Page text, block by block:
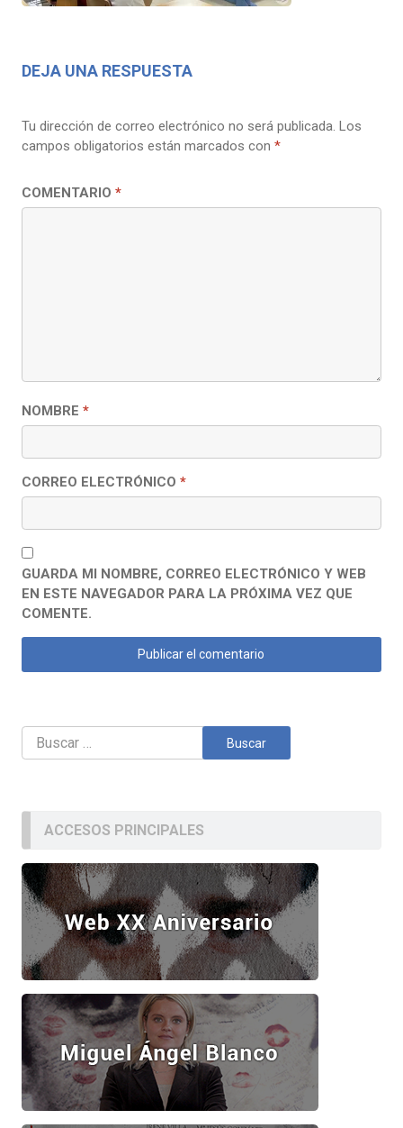
DEJA UNA RESPUESTA
Tu dirección de correo electrónico no será publicada. Los
campos obligatorios están marcados con *
COMENTARIO *
NOMBRE *
CORREO ELECTRÓNICO *
GUARDA MI NOMBRE, CORREO ELECTRÓNICO Y WEB
EN ESTE NAVEGADOR PARA LA PRÓXIMA VEZ QUE
COMENTE.
Buscar:
ACCESOS PRINCIPALES